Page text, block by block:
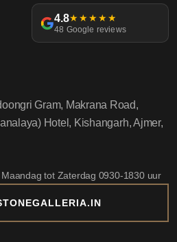
4.8★★★★★
48 Google reviews
Gram, Makrana Road,
Hotel, Kishangarh, Ajmer,
tot Zaterdag 0930-1830 uur